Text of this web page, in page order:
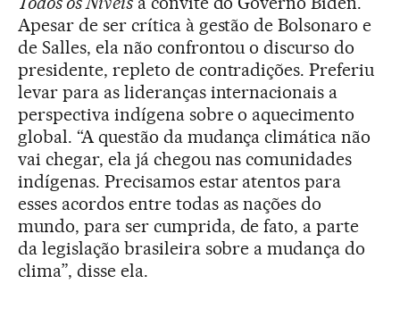
Apesar de ser crítica à gestão de Bolsonaro e
de Salles, ela não confrontou o discurso do
presidente, repleto de contradições. Preferiu
levar para as lideranças internacionais a
perspectiva indígena sobre o aquecimento
global. “A questão da mudança climática não
vai chegar, ela já chegou nas comunidades
indígenas. Precisamos estar atentos para
esses acordos entre todas as nações do
mundo, para ser cumprida, de fato, a parte
da legislação brasileira sobre a mudança do
clima”, disse ela.